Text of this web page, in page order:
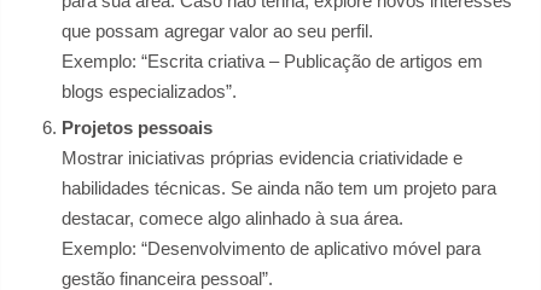
que possam agregar valor ao seu perfil.
Exemplo: “Escrita criativa – Publicação de artigos em
blogs especializados”.
Projetos pessoais
Mostrar iniciativas próprias evidencia criatividade e
habilidades técnicas. Se ainda não tem um projeto para
destacar, comece algo alinhado à sua área.
Exemplo: “Desenvolvimento de aplicativo móvel para
gestão financeira pessoal”.